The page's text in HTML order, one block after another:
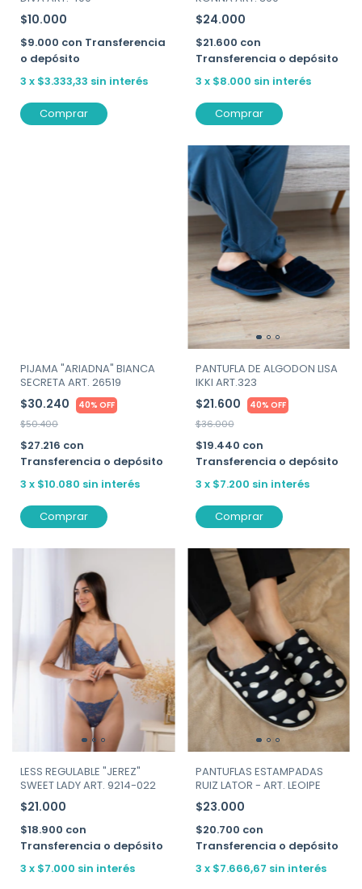
$10.000
$9.000 con Transferencia
o depósito
3 x $3.333,33 sin interés
Comprar
$24.000
$21.600 con
Transferencia o depósito
3 x $8.000 sin interés
Comprar
PIJAMA "ARIADNA" BIANCA
SECRETA ART. 26519
$30.240 40% OFF
$50.400
$27.216 con
Transferencia o depósito
3 x $10.080 sin interés
Comprar
PANTUFLA DE ALGODON LISA
IKKI ART.323
$21.600 40% OFF
$36.000
$19.440 con
Transferencia o depósito
3 x $7.200 sin interés
Comprar
LESS REGULABLE "JEREZ"
SWEET LADY ART. 9214-022
$21.000
$18.900 con
Transferencia o depósito
3 x $7.000 sin interés
PANTUFLAS ESTAMPADAS
RUIZ LATOR - ART. LEOIPE
$23.000
$20.700 con
Transferencia o depósito
3 x $7.666,67 sin interés